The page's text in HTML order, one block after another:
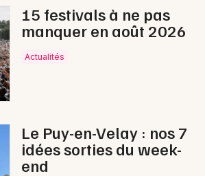
15 festivals à ne pas
manquer en août 2026
Actualités
Le Puy-en-Velay : nos 7
idées sorties du week-
end